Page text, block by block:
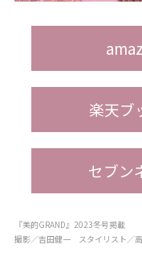
楽天ブ
セブン
『美的GRAND』2023冬号掲載
撮影／吉田健一 スタイリスト／